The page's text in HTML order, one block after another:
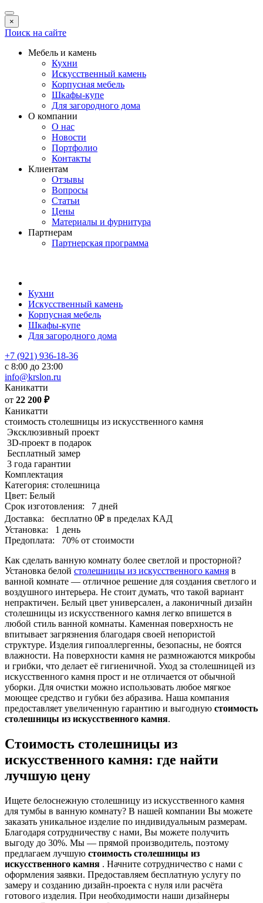
×
Поиск на сайте
Мебель и камень
Кухни
Искусственный камень
Корпусная мебель
Шкафы-купе
Для загородного дома
О компании
О нас
Новости
Портфолио
Контакты
Клиентам
Отзывы
Вопросы
Статьи
Цены
Материалы и фурнитура
Партнерам
Партнерская программа
Кухни
Искусственный камень
Корпусная мебель
Шкафы-купе
Для загородного дома
+7 (921) 936-18-36
с 8:00 до 23:00
info@krslon.ru
Каникатти
от 22 200 ₽
Каникатти
стоимость столешницы из искусственного камня
Эксклюзивный проект
3D-проект в подарок
Бесплатный замер
3 года гарантии
Комплектация
Категория: столешница
Цвет: Белый
Срок изготовления:
7 дней
Доставка:
бесплатно 0₽ в пределах КАД
Установка:
1 день
Предоплата:
70% от стоимости
Как сделать ванную комнату более светлой и просторной?
Установка белой столешницы из искусственного камня в
ванной комнате — отличное решение для создания светлого и
воздушного интерьера. Не стоит думать, что такой вариант
непрактичен. Белый цвет универсален, а лаконичный дизайн
столешницы из искусственного камня легко впишется в
любой стиль ванной комнаты. Каменная поверхность не
впитывает загрязнения благодаря своей непористой
структуре. Изделия гипоаллергенны, безопасны, не боятся
влажности. На поверхности камня не размножаются микробы
и грибки, что делает её гигиеничной. Уход за столешницей из
искусственного камня прост и не отличается от обычной
уборки. Для очистки можно использовать любое мягкое
моющее средство и губки без абразива. Наша компания
предоставляет увеличенную гарантию и выгодную стоимость
столешницы из искусственного камня.
Стоимость столешницы из
искусственного камня: где найти
лучшую цену
Ищете белоснежную столешницу из искусственного камня
для тумбы в ванную комнату? В нашей компании Вы можете
заказать уникальное изделие по индивидуальным размерам.
Благодаря сотрудничеству с нами, Вы можете получить
выгоду до 30%. Мы — прямой производитель, поэтому
предлагаем лучшую стоимость столешницы из
искусственного камня . Начните сотрудничество с нами с
оформления заявки. Предоставляем бесплатную услугу по
замеру и созданию дизайн-проекта с нуля или расчёта
готового изделия. При необходимости наши дизайнеры